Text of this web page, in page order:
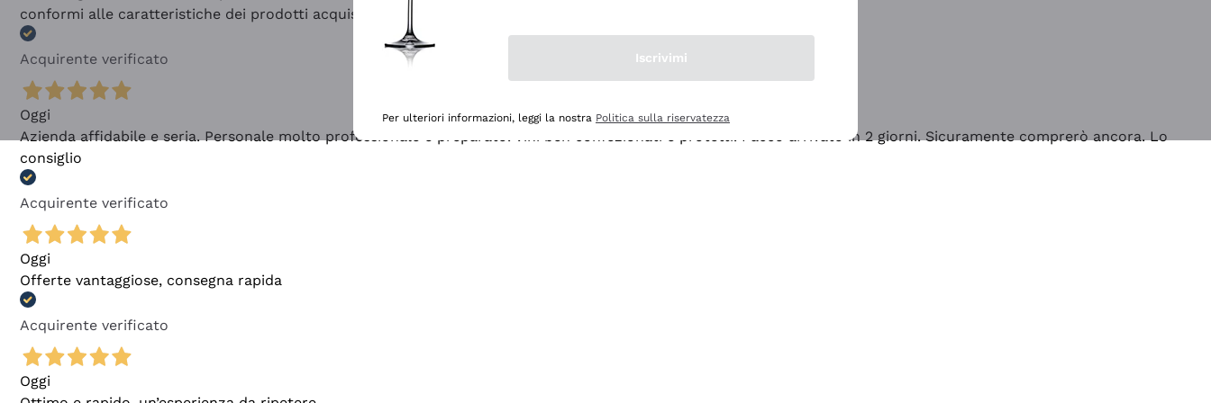
conformi alle caratteristiche dei prodotti acquistati
Acquirente verificato
Oggi
Azienda affidabile e seria. Personale molto professionale e preparato. Vini ben confezionati e protetti. Pacco arrivato in 2 giorni. Sicuramente comprerò ancora. Lo
consiglio
Acquirente verificato
Oggi
Offerte vantaggiose, consegna rapida
Acquirente verificato
Oggi
Iscrivimi
Per ulteriori informazioni, leggi la nostra Politica sulla riservatezza